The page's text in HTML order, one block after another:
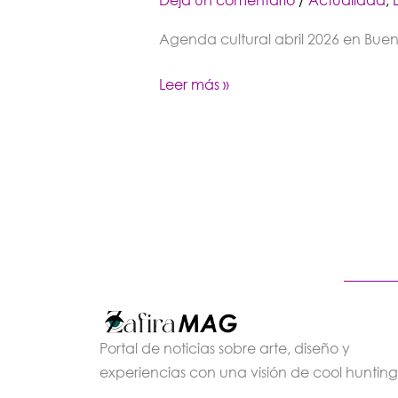
Agenda cultural abril 2026 en
Leer más »
Portal de noticias sobre arte, diseño y
experiencias con una visión de cool